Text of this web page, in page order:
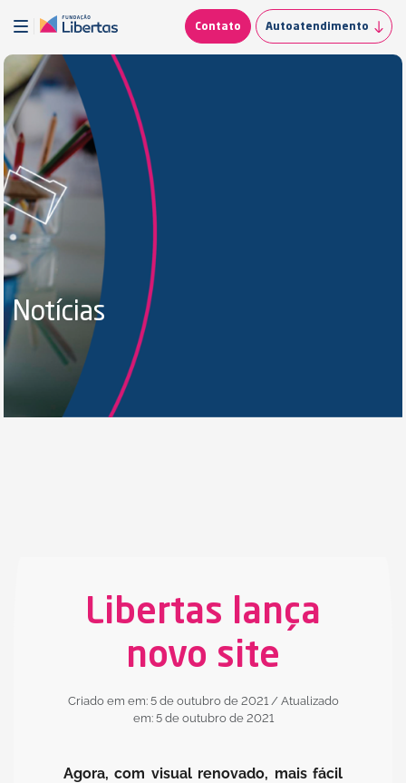
Contato Autoatendimento
Notícias
Libertas lança
novo site
Criado em em: 5 de outubro de 2021 / Atualizado
em: 5 de outubro de 2021
Agora, com visual renovado, mais fácil